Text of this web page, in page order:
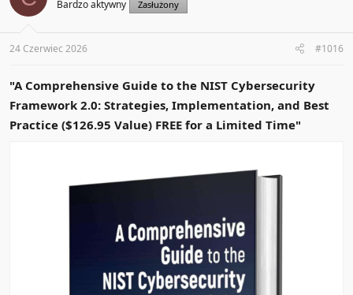
o
s
:
Bardzo aktywny Zasłużony
24 Czerwiec 2026 #1016
"A Comprehensive Guide to the NIST Cybersecurity
Framework 2.0: Strategies, Implementation, and Best
Practice ($126.95 Value) FREE for a Limited Time"